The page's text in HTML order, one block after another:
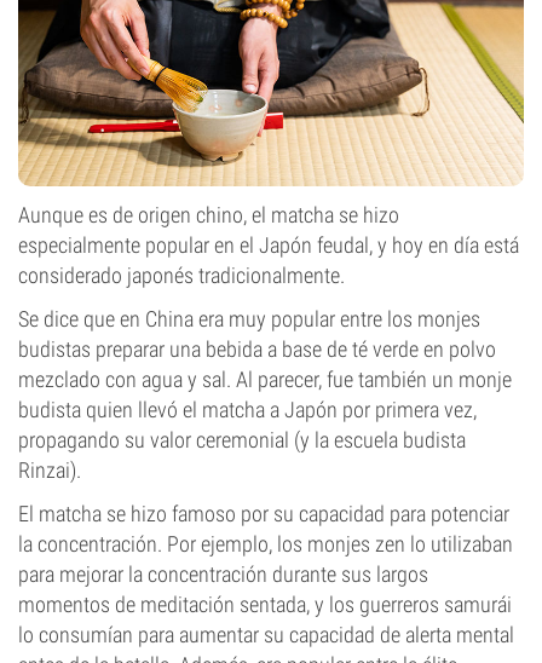
Aunque es de origen chino, el matcha se hizo
especialmente popular en el Japón feudal, y hoy en día está
considerado japonés tradicionalmente.
Se dice que en China era muy popular entre los monjes
budistas preparar una bebida a base de té verde en polvo
mezclado con agua y sal. Al parecer, fue también un monje
budista quien llevó el matcha a Japón por primera vez,
propagando su valor ceremonial (y la escuela budista
Rinzai).
El matcha se hizo famoso por su capacidad para potenciar
la concentración. Por ejemplo, los monjes zen lo utilizaban
para mejorar la concentración durante sus largos
momentos de meditación sentada, y los guerreros samurái
lo consumían para aumentar su capacidad de alerta mental